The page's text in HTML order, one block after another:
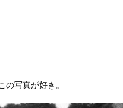
写真が好き。